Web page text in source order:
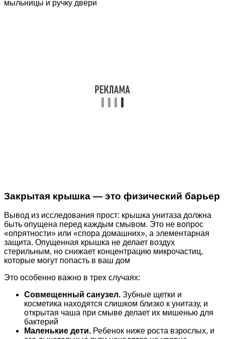
мыльницы и ручку двери
Закрытая крышка — это физический барьер
Вывод из исследования прост: крышка унитаза должна
быть опущена перед каждым смывом. Это не вопрос
«опрятности» или «спора домашних», а элементарная
защита. Опущенная крышка не делает воздух
стерильным, но снижает концентрацию микрочастиц,
которые могут попасть в ваш дом
Это особенно важно в трех случаях:
Совмещенный санузел. Зубные щетки и
косметика находятся слишком близко к унитазу, и
открытая чаша при смыве делает их мишенью для
бактерий
Маленькие дети. Ребенок ниже роста взрослых, и